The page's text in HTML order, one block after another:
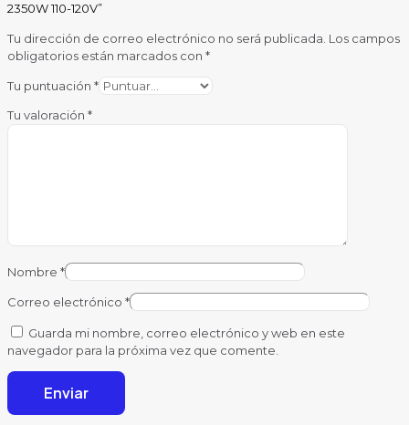
2350W 110-120V”
Tu dirección de correo electrónico no será publicada. Los campos
obligatorios están marcados con *
Tu puntuación *
Tu valoración *
Nombre *
Correo electrónico *
Guarda mi nombre, correo electrónico y web en este
navegador para la próxima vez que comente.